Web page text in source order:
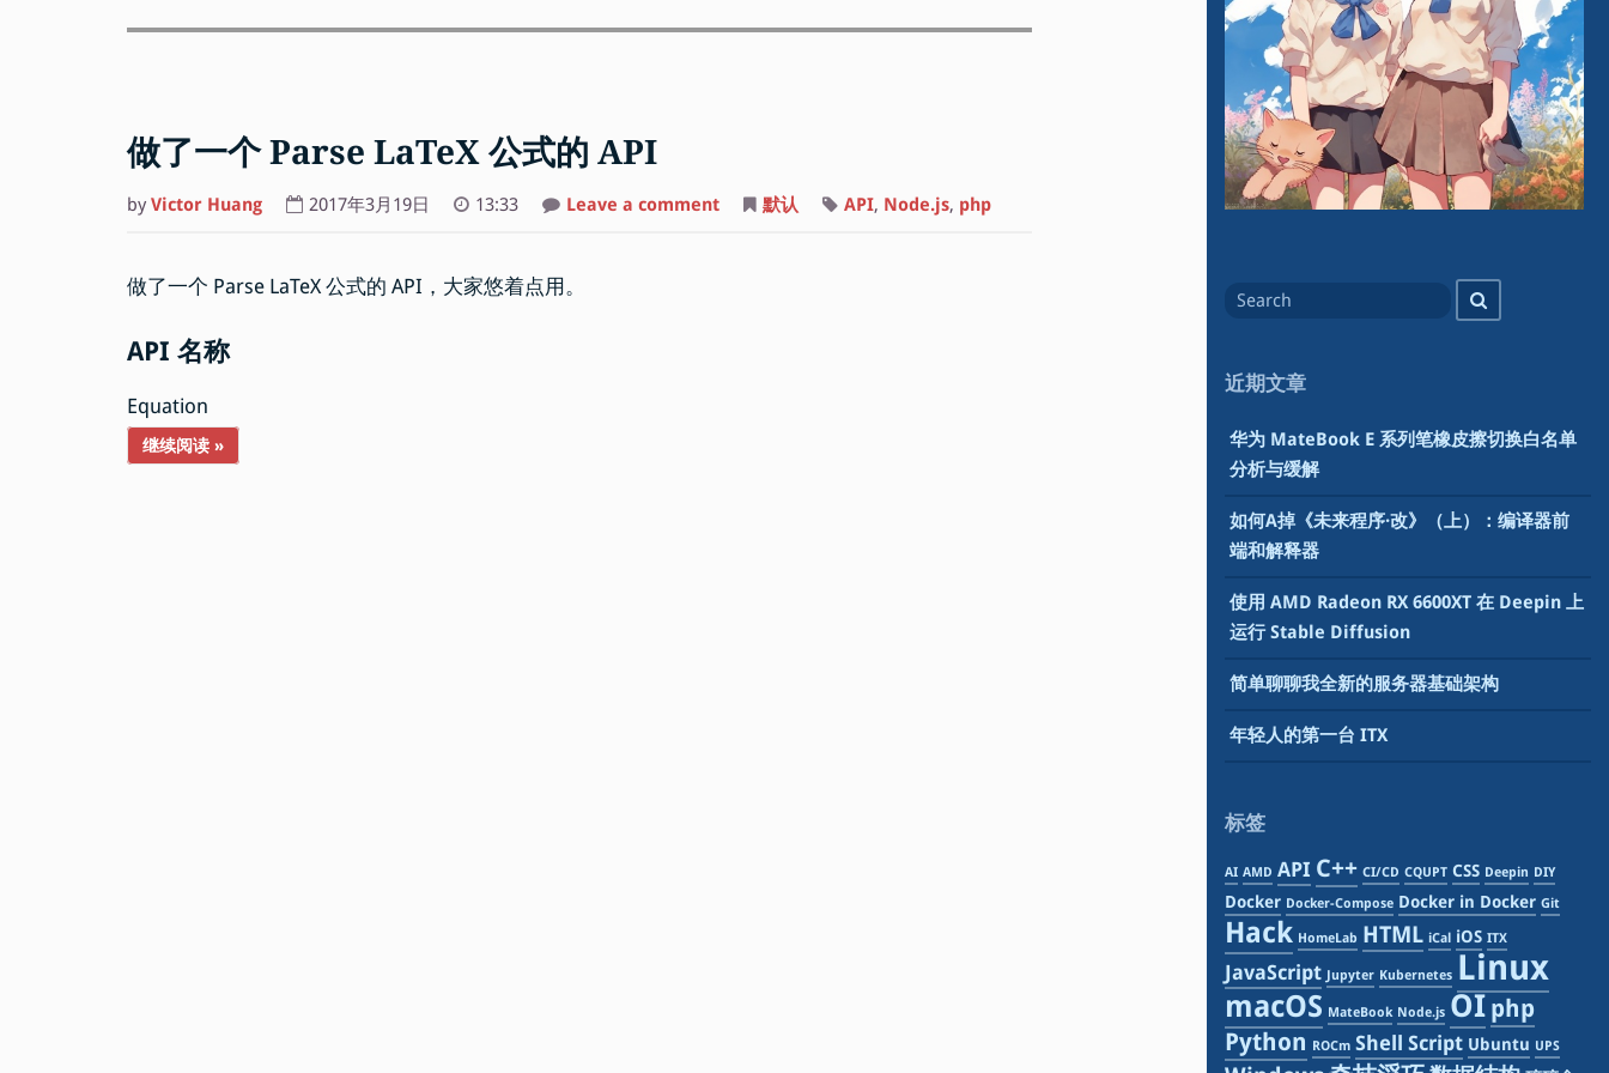
做了一个 Parse LaTeX 公式的 API
by Victor Huang 2017年3月19日 13:33 Leave a commenton 默认 API, Node.js, php
做了一个 Parse LaTeX 公式的 API，大家悠着点用。
API 名称
Equation
继续阅读 »
for
近期文章
华为 MateBook E 系列笔橡皮擦切换白名单
分析与缓解
如何A掉《未来程序·改》（上）：编译器前
端和解释器
使用 AMD Radeon RX 6600XT 在 Deepin 上
运行 Stable Diffusion
简单聊聊我全新的服务器基础架构
年轻人的第一台 ITX
标签
AI AMD API C++ CI/CD CQUPT CSS Deepin DIY
Docker Docker-Compose Docker in Docker Git
Hack HomeLab HTML iCal iOS ITX
JavaScript Jupyter Kubernetes Linux
macOS MateBook Node.js OI php
Python ROCm Shell Script Ubuntu UPS